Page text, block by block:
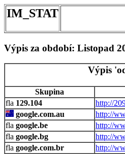
IM_STAT
Výpis za období: Listopad
Výpis
Skupina
129.104
http://
google.com.au
http://
google.be
http://
google.bg
http://
google.com.br
http://